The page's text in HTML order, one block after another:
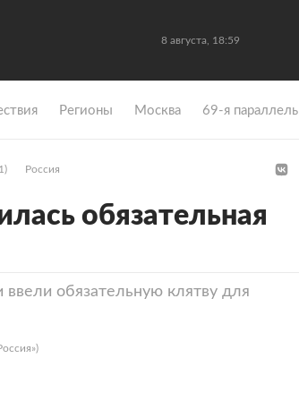
8 августа, 18:59
Регионы Москва 69-я параллель
Россия
обязательная
обязательную клятву для